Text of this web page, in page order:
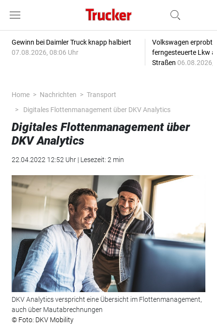
Gewinn bei Daimler Truck knapp halbiert
07.08.2026, 08:06 Uhr
Volkswagen erprobt
ferngesteuerte Lkw
Straßen 06.08.2026,
Home Nachrichten
Transport
Digitales Flottenmanagement über DKV Analytics
Digitales Flottenmanagement über
DKV Analytics
22.04.2022 12:52 Uhr | Lesezeit: 2 min
DKV Analytics verspricht eine Übersicht im Flottenmanagement,
auch über Mautabrechnungen
© Foto: DKV Mobility